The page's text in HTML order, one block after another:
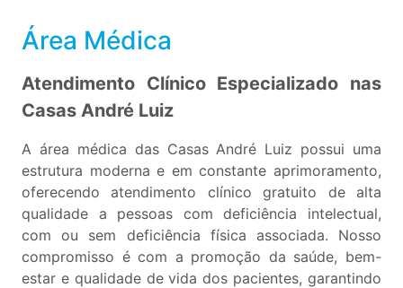
Área Médica
Atendimento Clínico Especializado nas
Casas André Luiz
A área médica das Casas André Luiz possui uma
estrutura moderna e em constante aprimoramento,
oferecendo atendimento clínico gratuito de alta
qualidade a pessoas com deficiência intelectual,
com ou sem deficiência física associada. Nosso
compromisso é com a promoção da saúde, bem-
estar e qualidade de vida dos pacientes, garantindo